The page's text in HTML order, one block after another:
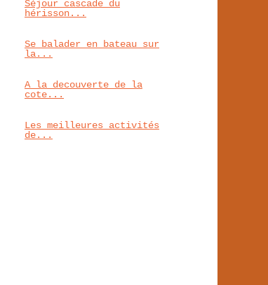
Séjour cascade du
hérisson...
Se balader en bateau sur
la...
A la decouverte de la
cote...
Les meilleures activités
de...